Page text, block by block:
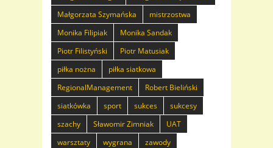
Małgorzata Szymańska
mistrzostwa
Monika Filipiak
Monika Sandak
Piotr Filistyński
Piotr Matusiak
piłka nożna
piłka siatkowa
RegionalManagement
Robert Bieliński
siatkówka
sport sukces
sukcesy
szachy
Sławomir Zimniak
UAT
warsztaty
wygrana
zawody